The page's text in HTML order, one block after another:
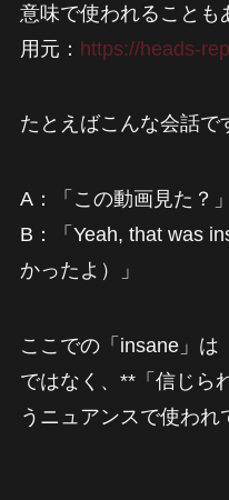
意味で使われることも
用元： https://heads-
たとえばこんな会話で
A：「この動画見た？」
B：「Yeah, that was
かったよ）」
ここでの「insane」は
ではなく、**「信じら
うニュアンスで使われ